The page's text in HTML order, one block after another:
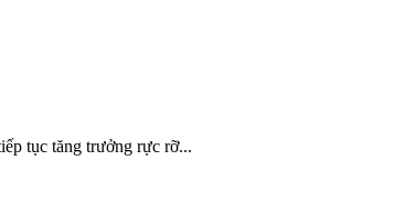
tục tăng trưởng rực rỡ...